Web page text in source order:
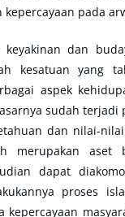
kepercayaan pada
keyakinan dan
kesatuan yang
aspek
sudah terjadi
dan nilai-
merupakan aset
dapat
proses
kepercayaan